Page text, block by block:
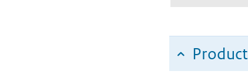
Product